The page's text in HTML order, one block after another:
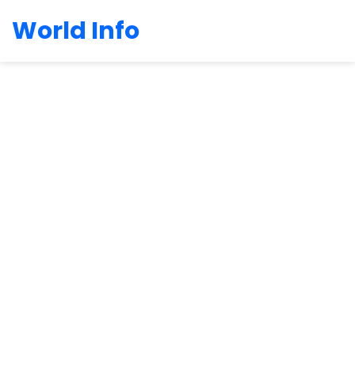
World Info